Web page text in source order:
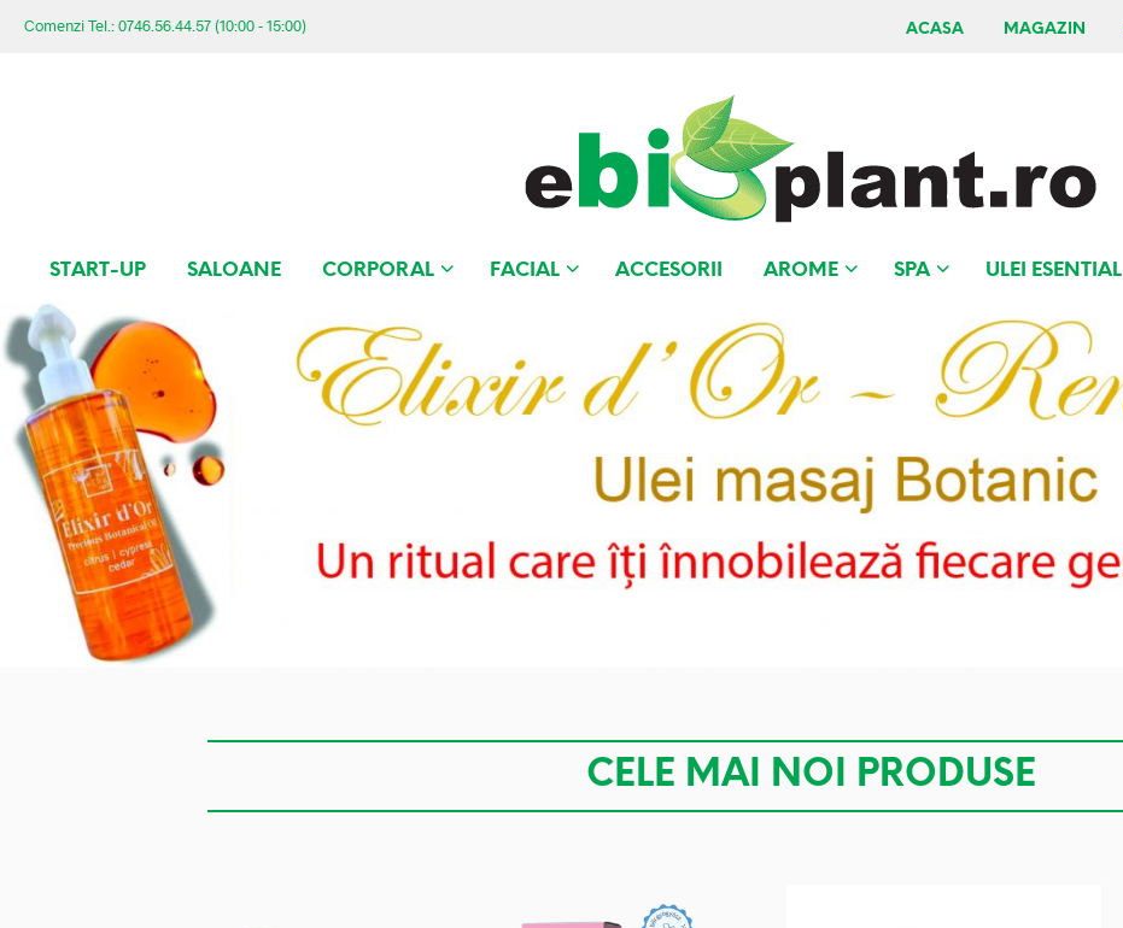
Comenzi Tel.: 0746.56.44.57 (10:00 - 15:00) ACASA MAGAZIN
START-UP SALOANE CORPORAL FACIAL ACCESORII AROME SPA ULEI ESENTIAL
CELE MAI NOI PRODUSE